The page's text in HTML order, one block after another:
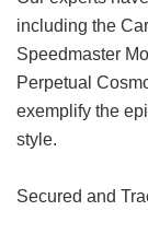
including the
Speedmaster
Perpetual
exemplify the
style.
Secured and